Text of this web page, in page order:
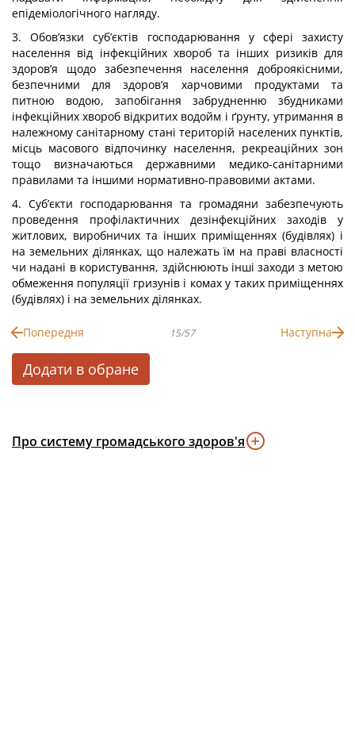
епідеміологічного нагляду.
3. Обов’язки суб’єктів господарювання у сфері захисту
населення від інфекційних хвороб та інших ризиків для
здоров’я щодо забезпечення населення доброякісними,
безпечними для здоров’я харчовими продуктами та
питною водою, запобігання забрудненню збудниками
інфекційних хвороб відкритих водойм і ґрунту, утримання в
належному санітарному стані територій населених пунктів,
місць масового відпочинку населення, рекреаційних зон
тощо визначаються державними медико-санітарними
правилами та іншими нормативно-правовими актами.
4. Суб’єкти господарювання та громадяни забезпечують
проведення профілактичних дезінфекційних заходів у
житлових, виробничих та інших приміщеннях (будівлях) і
на земельних ділянках, що належать їм на праві власності
чи надані в користування, здійснюють інші заходи з метою
обмеження популяції гризунів і комах у таких приміщеннях
(будівлях) і на земельних ділянках.
Попередня 15/57 Наступна
Додати в обране
Про систему громадського здоров'я